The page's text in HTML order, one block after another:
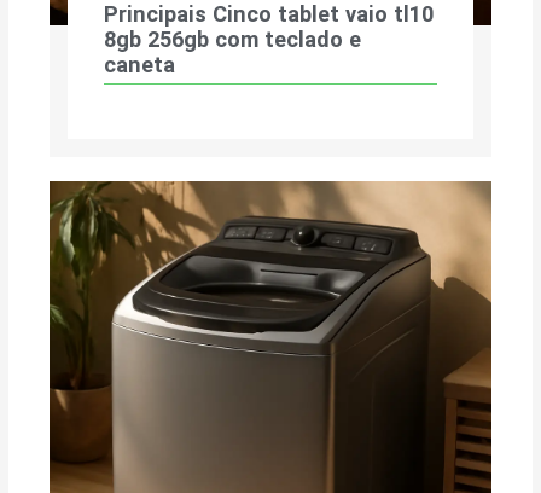
Principais Cinco tablet vaio tl10
8gb 256gb com teclado e
caneta